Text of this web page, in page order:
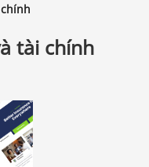
tài chính